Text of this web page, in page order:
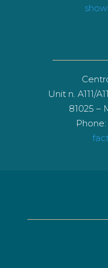
Unit n. A111/
81025 –